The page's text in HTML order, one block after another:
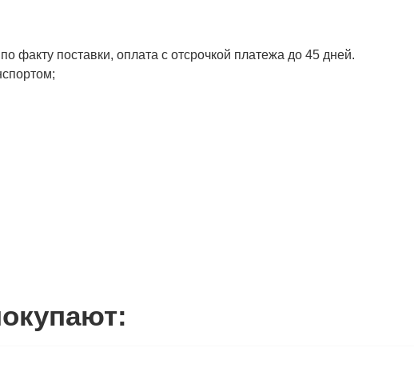
факту поставки, оплата с отсрочкой платежа до 45 дней.